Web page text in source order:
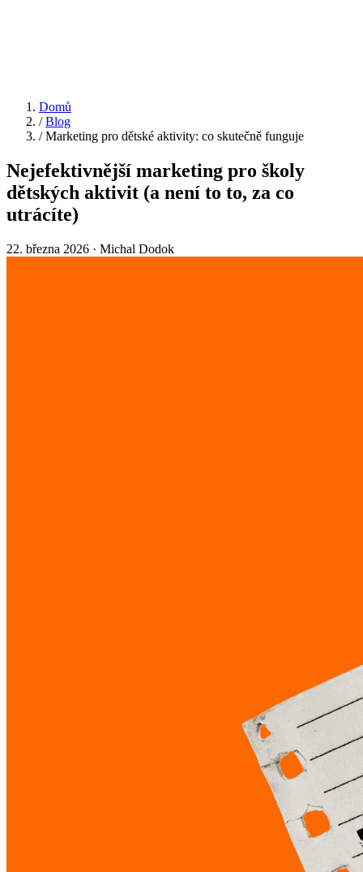
Domů
/ Blog
/ Marketing pro dětské aktivity: co skutečně funguje
Nejefektivnější marketing pro školy
dětských aktivit (a není to to, za co
utrácíte)
22. března 2026 · Michal Dodok